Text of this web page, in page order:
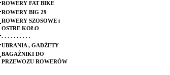
ROWERY FAT BIKE
ROWERY BIG 29
ROWERY SZOSOWE i
OSTRE KOŁO
. . . . . . . . . .
UBRANIA , GADŻETY
BAGAŻNIKI DO
PRZEWOZU ROWERÓW